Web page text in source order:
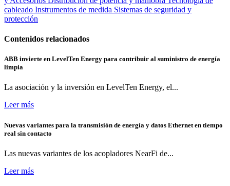
cableado Instrumentos de medida Sistemas de seguridad y
protección
Contenidos relacionados
ABB invierte en LevelTen Energy para contribuir al suministro de energía
limpia
La asociación y la inversión en LevelTen Energy, el...
Leer más
Nuevas variantes para la transmisión de energía y datos Ethernet en tiempo
real sin contacto
Las nuevas variantes de los acopladores NearFi de...
Leer más